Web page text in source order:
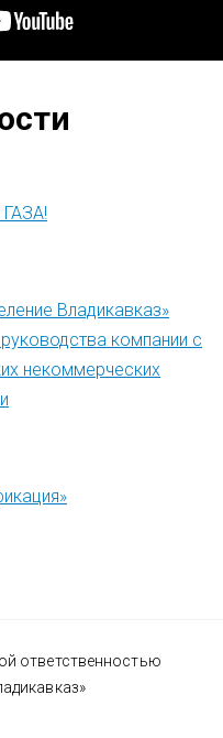
Владикавказ»
компании с
некоммерческих
ответственностью